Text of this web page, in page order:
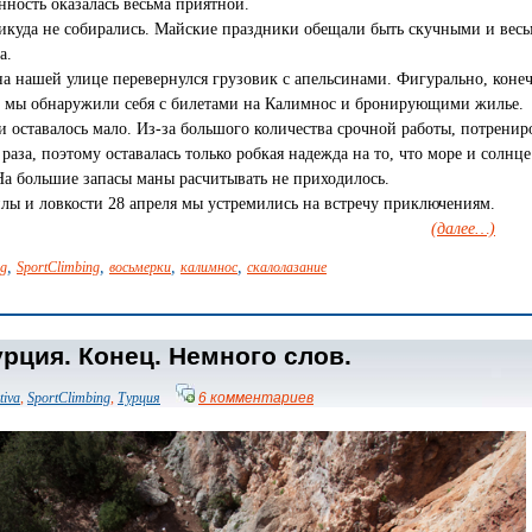
оказалась весьма приятной.
не собирались. Майские праздники обещали быть скучными и
улице перевернулся грузовик с апельсинами. Фигурально,
мы обнаружили себя с билетами на Калимнос и бронирующими жилье.
мало. Из-за большого количества срочной работы,
поэтому оставалась только робкая надежда на то, что море и солнце
большие запасы маны расчитывать не приходилось.
и ловкости 28 апреля мы устремились на встречу приключениям.
(далее…)
SportClimbing восьмерки калимнос, скалолазание
Конец. Немного слов.
SportClimbing Турция 6 комментариев